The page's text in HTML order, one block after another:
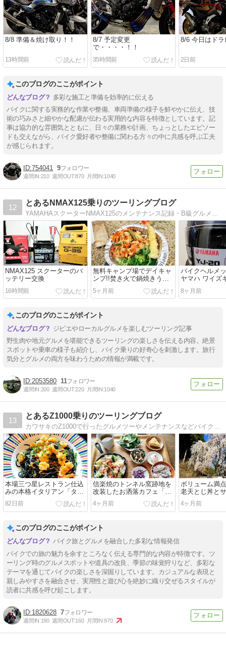
8/8 準備＆焼け取り！！
13時間前
8/7 予定変更
で・・・・！！
35時間前
8/6 今日はドラ
2日前
このブログのここがポイント
多彩な施工と準備を効率的に伝える
バイクに関する実務的な作業や整備、車両準備の様子を鮮やかに伝え、技
術の巧みさと細やかな配慮が伝わる実用的な内容を特徴としています。記
事は協力的な雰囲気とともに、日々の業務や計画、ちょっとしたエピソー
ドも交えながら、バイク愛好者や整備に関わる方々の中に共感を呼ぶ工夫
が感じられます。
754041 9
週間IN:210 週間OUT:870 月間IN:1040
12
とあるNMAX125乗りのツーリングブログ
YAMAHAスクーターNMAX125のメンテナンス記録・B級グルメツーリングのブログです
NMAX125 スクーターのバ
ッテリー交換
16時間前
無料キャンプ場でデイキャ
ンプ!!焚き火で鍋焼きうど
んツーリングin京都府京北
5ヶ月前
バイクヘルメ
ヤマハ ワイズ
ゼニス
8ヶ月前
このブログのここがポイント
ジビエやローカルグルメを楽しむツーリング記事
野生肉や地元グルメを堪能できるツーリングの楽しさを伝える内容。絶景
スポットや乗車の様子も紹介し、バイク乗りの好奇心を刺激します。旅行
気分とグルメの両方を味わうための情報が満載です。
2053580 11
週間IN:200 週間OUT:220 月間IN:1040
13
とあるZ1000乗りのツーリングブログ
本場三つ星レストラン仕込
みの本格イタリアン「タツ
ヒロ・能勢」ランチツーリ
ングin大阪府能勢町
82日前
信楽焼のトンネル窯跡地を
改装したお洒落カフェ「か
まーとの森」ランチツーリ
ングin滋賀県甲賀市
4ヶ月前
ボリューム満
老天とじ丼と
花見ツーリン
浜町
4ヶ月前
このブログのここがポイント
バイク旅とグルメを融合した多彩な情報発信
バイクでの旅の魅力を余すところなく伝える専門的な内容が特徴です。ツ
ーリング時のグルメスポットや道具の改良、季節の味覚狩りなど、多彩な
テーマを通じてバイクの楽しさを深掘りしています。カジュアルな表現と
親しみやすさを融合させ、実用性と遊び心を絶妙に織り交ぜるスタイルが
読者に共感を呼び起こします。
1820628 7
週間IN:190 週間OUT:160 月間IN:970